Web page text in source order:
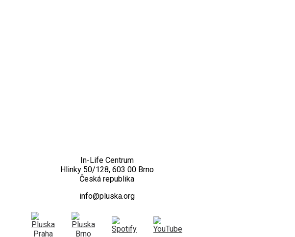
In-Life Centrum
Hlinky 50/128, 603 00 Brno
Česká republika
info@pluska.org